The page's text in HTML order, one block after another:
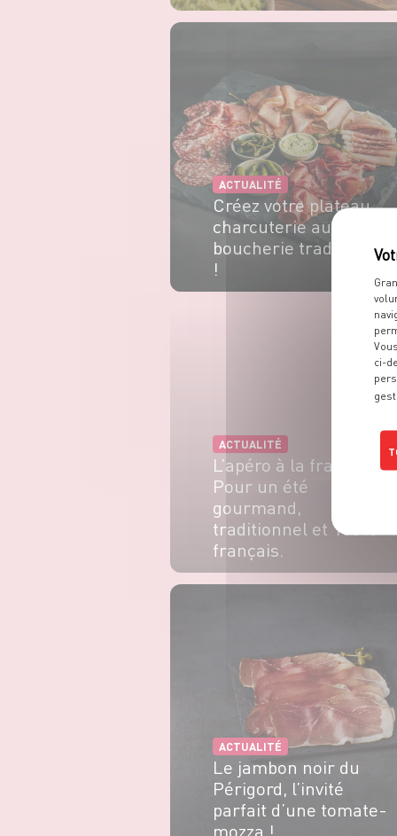
ACTUALITÉ
Créez votre plateau
charcuterie au rayon
boucherie traditionnel
!
ACTUALITÉ
L’apéro à la française :
Pour un été
gourmand,
traditionnel et 100%
français.
ACTUALITÉ
Le jambon noir du
Périgord, l’invité
parfait d’une tomate-
mozza !
ci-